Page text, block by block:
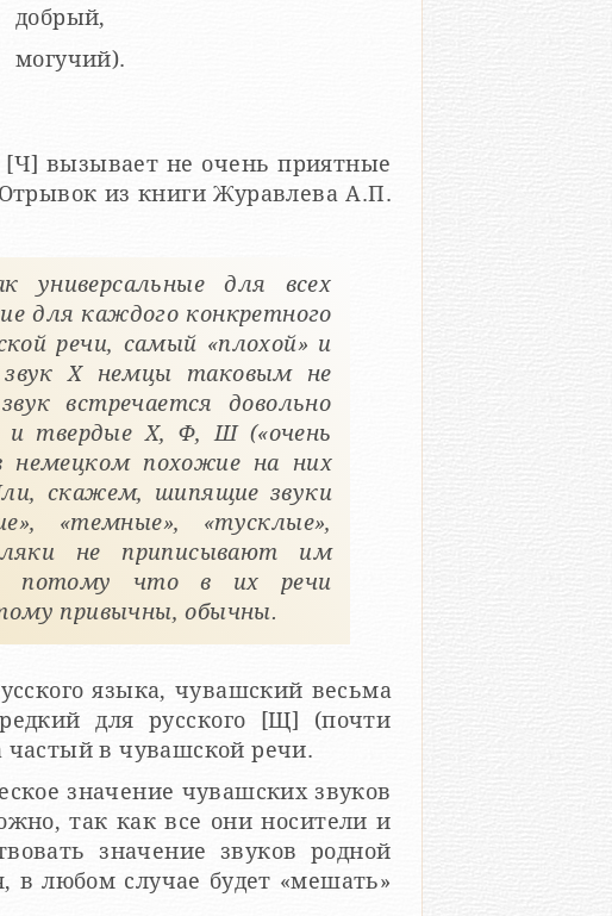
добрый,
могучий).
[Ч] вызывает не очень приятные
для всех
для каждого конкретного
речи, самый «плохой» и
звук X немцы таковым не
встречается довольно
твердые X, Ф, Ш («очень
немецком похожие на них
скажем, шипящие звуки
«темные», «тусклые»,
не приписывают им
потому что в их речи
привычны, обычны.
языка, чувашский весьма
для русского [Щ] (почти
частый в чувашской речи.
значение чувашских звуков
так как все они носители и
значение звуков родной
в любом случае будет «мешать»